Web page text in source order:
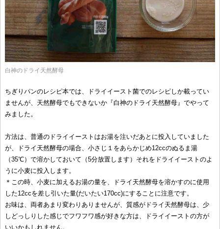
白神のドライ天然酵母
ちぎりパンのレシピ本では、ドライイースト菌でのレシピしか載ってい
ませんが、天然酵母でもできないか『白神のドライ天然酵母』でやって
みました。
方法は、普通のドライイーストはお湯を注いだあとに投入していました
が、ドライ天然酵母の場合、小さじ１をあらかじめ12ccのぬるま湯
（35℃）で溶かしておいて（5分放置します）それをドライイーストのよ
うに小麦に投入します。
＊この時、小麦に加えるお湯の量を、ドライ天然酵母を溶かすのに使用
した12ccを差し引いた量(だいたい170cc)にすることに注意です。
お味は、両者あまり変わりありませんが、質感がドライ天然酵母は、少
しどっしりした感じでフワフワ感が好きな方は、ドライイーストの方が
いいかもしれません。